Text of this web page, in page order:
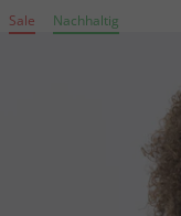
Sale Nachhaltig